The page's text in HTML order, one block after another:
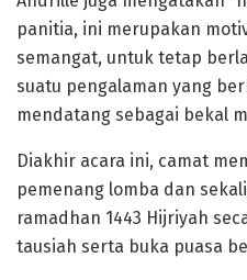
panitia, ini merupakan
semangat, untuk tetap
suatu pengalaman yang
mendatang sebagai bekal
Diakhir acara ini, camat
pemenang lomba dan
ramadhan 1443 Hijriyah
tausiah serta buka puasa